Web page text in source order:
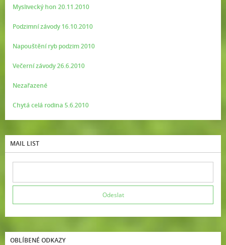
Myslivecký hon 20.11.2010
Podzimní závody 16.10.2010
Napouštění ryb podzim 2010
Večerní závody 26.6.2010
Nezařazené
Chytá celá rodina 5.6.2010
MAIL LIST
OBLÍBENÉ ODKAZY